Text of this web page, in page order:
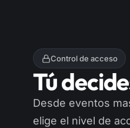
Control de acceso
Tú
Desde eventos
elige el nivel de